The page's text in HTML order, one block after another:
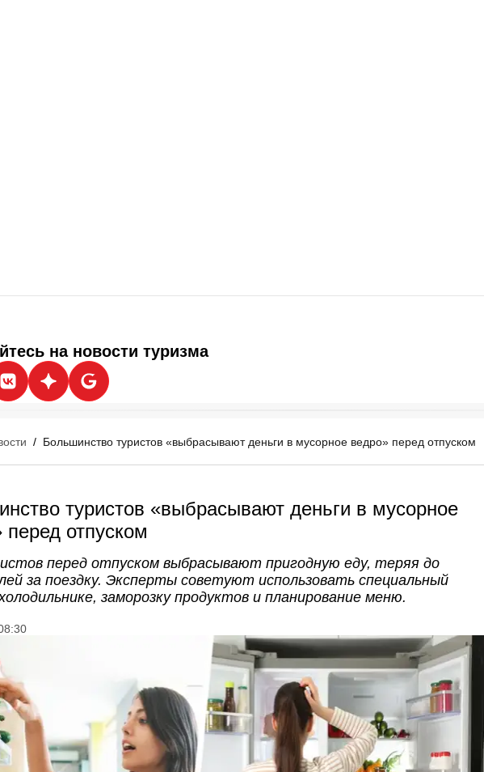
на новости туризма
/ Большинство туристов «выбрасывают деньги в мусорное ведро» перед отпуском
туристов «выбрасывают деньги в мусорное
перед отпуском
перед отпуском выбрасывают пригодную еду, теряя до
за поездку. Эксперты советуют использовать специальный
заморозку продуктов и планирование меню.